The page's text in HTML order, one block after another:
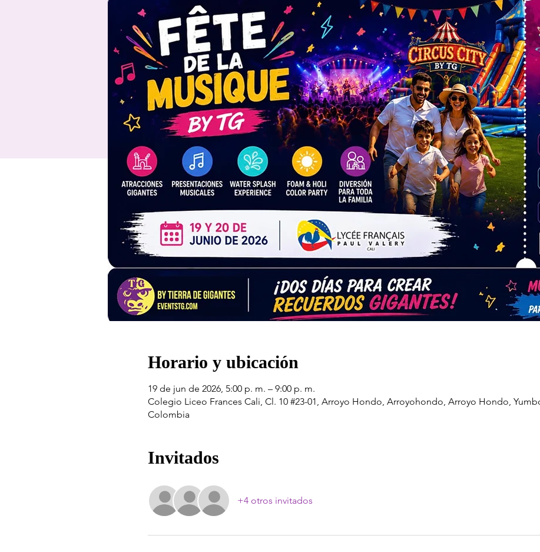
Horario y ubicación
19 de jun de 2026, 5:00 p. m. – 9:00 p. m.
Colegio Liceo Frances Cali, Cl. 10 #23-01, Arroyo Hondo, Arroyohondo, Arroyo Hondo,
Colombia
Invitados
+4 otros invitados